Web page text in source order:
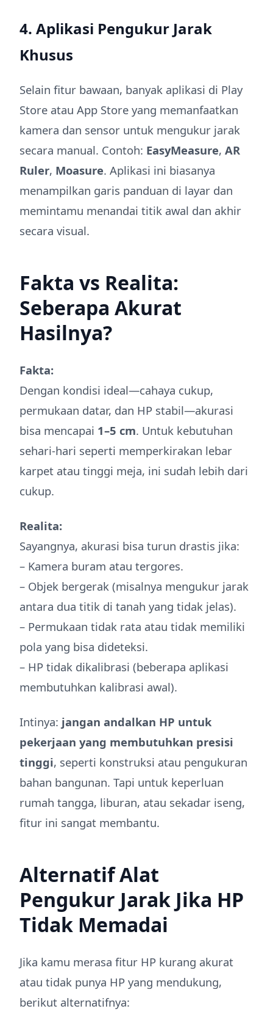
4. Aplikasi Pengukur Jarak
Khusus
Selain fitur bawaan, banyak aplikasi di Play
Store atau App Store yang memanfaatkan
kamera dan sensor untuk mengukur jarak
secara manual. Contoh: EasyMeasure, AR
Ruler, Moasure. Aplikasi ini biasanya
menampilkan garis panduan di layar dan
memintamu menandai titik awal dan akhir
secara visual.
Fakta vs Realita:
Seberapa Akurat
Hasilnya?
Fakta:
Dengan kondisi ideal—cahaya cukup,
permukaan datar, dan HP stabil—akurasi
bisa mencapai 1–5 cm. Untuk kebutuhan
sehari-hari seperti memperkirakan lebar
karpet atau tinggi meja, ini sudah lebih dari
cukup.
Realita:
Sayangnya, akurasi bisa turun drastis jika:
– Kamera buram atau tergores.
– Objek bergerak (misalnya mengukur jarak
antara dua titik di tanah yang tidak jelas).
– Permukaan tidak rata atau tidak memiliki
pola yang bisa dideteksi.
– HP tidak dikalibrasi (beberapa aplikasi
membutuhkan kalibrasi awal).
Intinya: jangan andalkan HP untuk
pekerjaan yang membutuhkan presisi
tinggi, seperti konstruksi atau pengukuran
bahan bangunan. Tapi untuk keperluan
rumah tangga, liburan, atau sekadar iseng,
fitur ini sangat membantu.
Alternatif Alat
Pengukur Jarak Jika HP
Tidak Memadai
Jika kamu merasa fitur HP kurang akurat
atau tidak punya HP yang mendukung,
berikut alternatifnya: